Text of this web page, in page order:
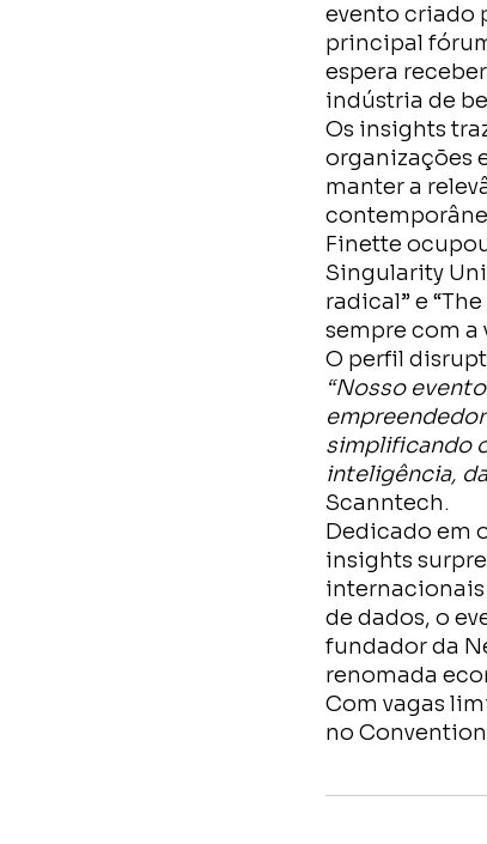
evento criado
principal
espera
indústria de
Os insights
organizações
manter a
Finette
Singularity
radical” e
sempre com a
O perfil
“Nosso
simplificando
inteligência,
Scanntech.
Dedicado em
insights
internacionais
de dados, o
fundador da
renomada
Com vagas
no